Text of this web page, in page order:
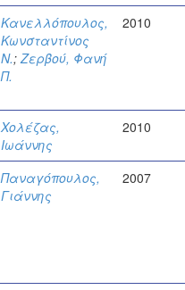
Κανελλόπουλος,
Κωνσταντίνος
Ν.;Ζερβού, Φανή
Π.
2010
Χολέζας,
Ιωάννης
2010
Παναγόπουλος,
Γιάννης
2007